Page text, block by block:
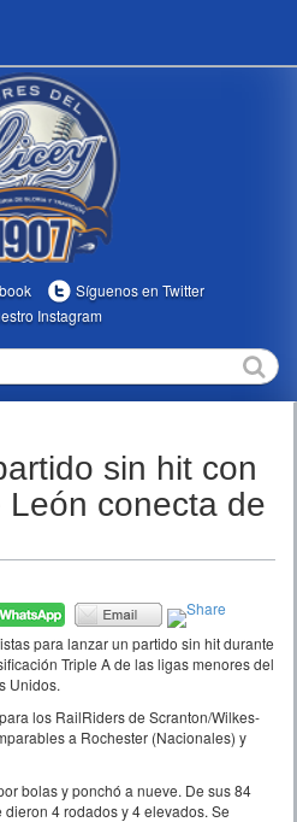
Síguenos en Twitter
Instagram
sin hit con
conecta de
para lanzar un partido sin hit durante
Triple A de las ligas menores del
Unidos.
los RailRiders de Scranton/Wilkes-
a Rochester (Nacionales) y
bolas y ponchó a nueve. De sus 84
4 rodados y 4 elevados. Se